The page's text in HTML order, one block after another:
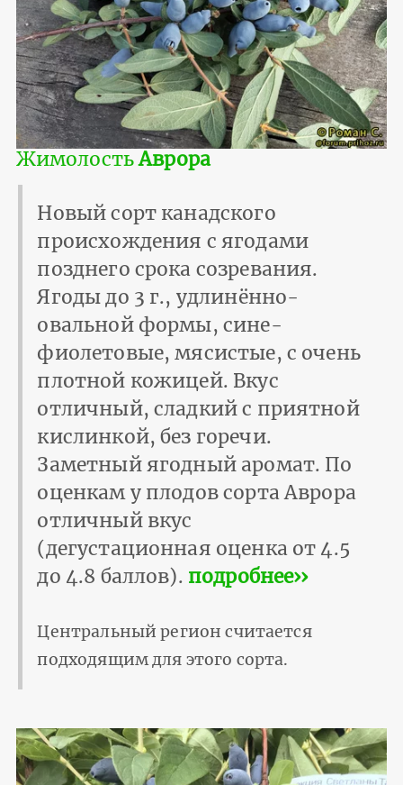
ЖимолостьАврора
Новый сорт канадского
происхождения с ягодами
позднего срока созревания.
Ягоды до 3 г., удлинённо-
овальной формы, сине-
фиолетовые, мясистые, с очень
плотной кожицей. Вкус
отличный, сладкий с приятной
кислинкой, без горечи.
Заметный ягодный аромат. По
оценкам у плодов сорта Аврора
отличный вкус
(дегустационная оценка от 4.5
до 4.8 баллов). подробнее››
Центральный регион считается
подходящим для этого сорта.